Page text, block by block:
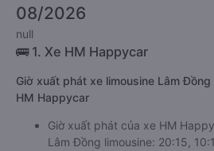
08/2026
null
🚌 1. Xe HM Happycar
Giờ xuất phát xe limousine Lâm
HM Happycar
Giờ xuất phát của xe HM
Lâm Đồng limousine: 20:15,